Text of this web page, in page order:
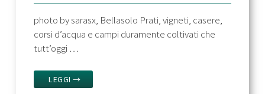
photo by sarasx, Bellasolo Prati, vigneti, casere,
corsi d’acqua e campi duramente coltivati che
tutt’oggi …
LEGGI →